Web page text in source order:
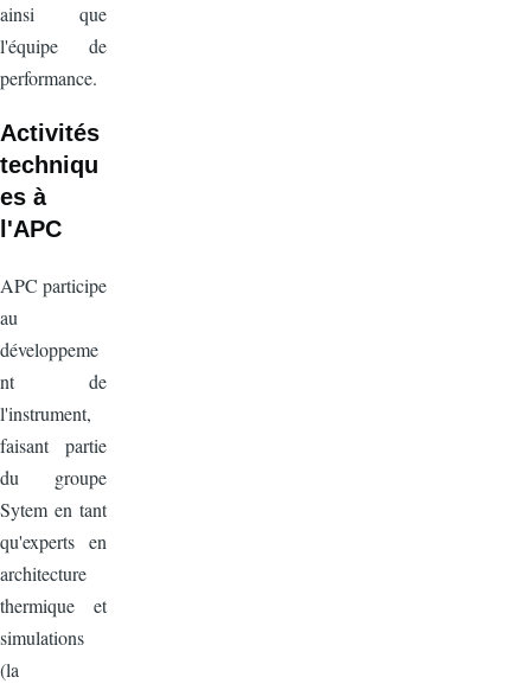
ainsi que
l'équipe de
performance.
Activités
techniqu
es à
l'APC
APC participe
au
développeme
nt de
l'instrument,
faisant partie
du groupe
Sytem en tant
qu'experts en
architecture
thermique et
simulations
(la